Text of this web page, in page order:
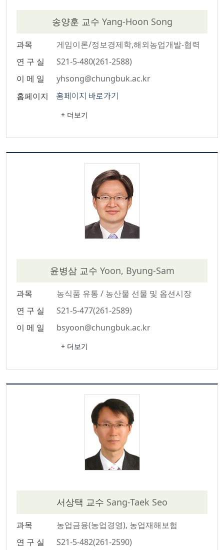
송양훈 교수 Yang-Hoon Song
과목
게임이론/정보경제학,해외농업개발-협력
연 구 실
S21-5-480(261-2588)
이 메 일
yhsong@chungbuk.ac.kr
홈페이지
홈페이지 바로가기
+ 더보기
윤병삼 교수 Yoon, Byung-Sam
과목
농식품 유통 / 농산물 선물 및 옵션시장
연 구 실
S21-5-477(261-2589)
이 메 일
bsyoon@chungbuk.ac.kr
+ 더보기
서상택 교수 Sang-Taek Seo
과목
농업금융(농업경영), 농업재해보험
연 구 실
S21-5-482(261-2590)